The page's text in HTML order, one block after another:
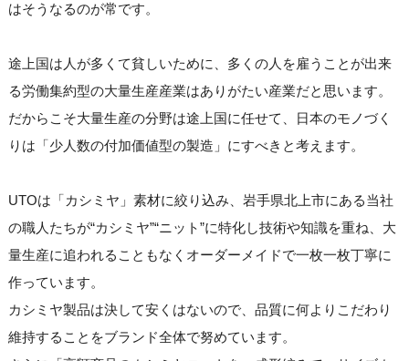
はそうなるのが常です。
途上国は人が多くて貧しいために、多くの人を雇うことが出来
る労働集約型の大量生産産業はありがたい産業だと思います。
だからこそ大量生産の分野は途上国に任せて、日本のモノづく
りは「少人数の付加価値型の製造」にすべきと考えます。
UTOは「カシミヤ」素材に絞り込み、岩手県北上市にある当社
の職人たちが“カシミヤ”“ニット”に特化し技術や知識を重ね、大
量生産に追われることもなくオーダーメイドで一枚一枚丁寧に
作っています。
カシミヤ製品は決して安くはないので、品質に何よりこだわり
維持することをブランド全体で努めています。